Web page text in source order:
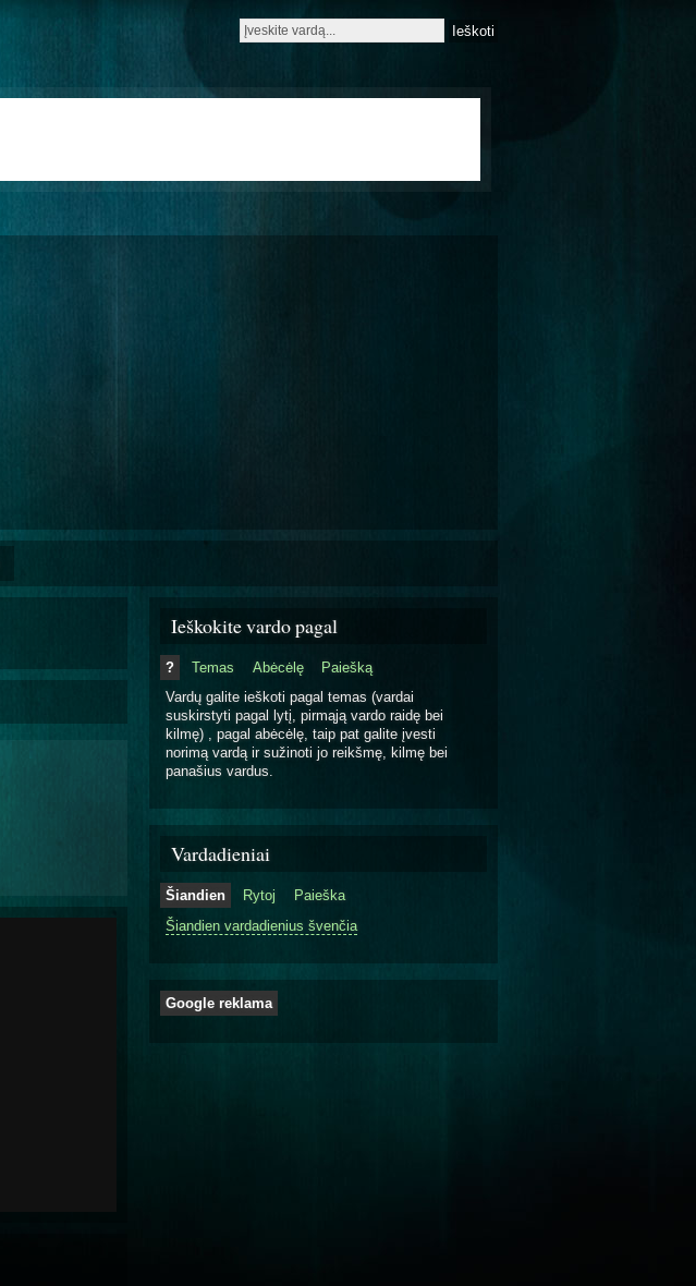
Ieškokite vardo pagal
? Temas Abėcėlę
Paiešką
Vardų galite ieškoti pagal temas (vardai
suskirstyti pagal lytį, pirmąją vardo raidę bei
kilmę) , pagal abėcėlę, taip pat galite įvesti
norimą vardą ir sužinoti jo reikšmę, kilmę bei
panašius vardus.
Vardadieniai
Šiandien Rytoj
Paieška
Šiandien vardadienius švenčia
Google reklama